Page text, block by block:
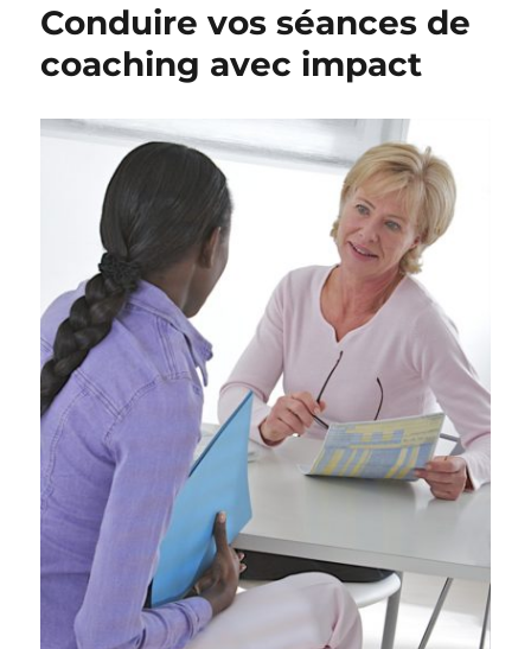
Conduire vos séances de
coaching avec impact